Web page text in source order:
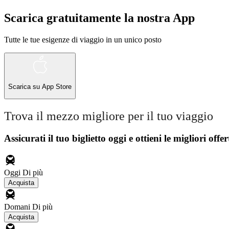
Scarica gratuitamente la nostra App
Tutte le tue esigenze di viaggio in un unico posto
Scarica su App Store
Trova il mezzo migliore per il tuo viaggio
Assicurati il ​​tuo biglietto oggi e ottieni le migliori
Oggi Di più
Acquista
Domani Di più
Acquista